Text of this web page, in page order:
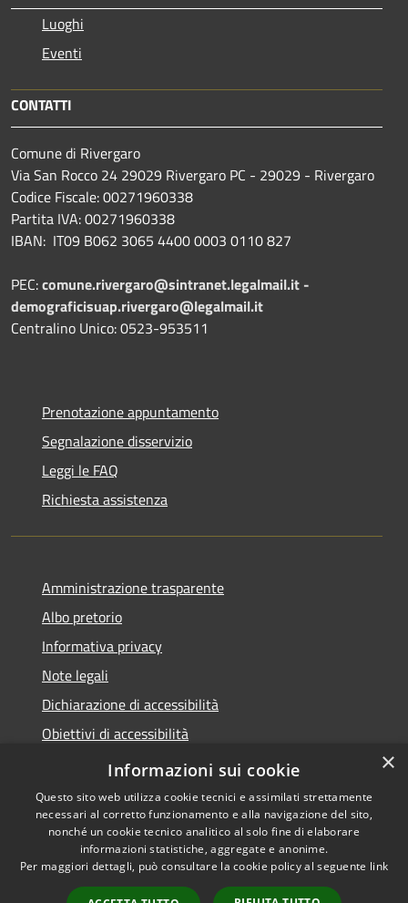
Luoghi
Eventi
CONTATTI
Comune di Rivergaro
Via San Rocco 24 29029 Rivergaro PC - 29029 - Rivergaro
Codice Fiscale: 00271960338
Partita IVA: 00271960338
IBAN: IT09 B062 3065 4400 0003 0110 827
PEC:comune.rivergaro@sintranet.legalmail.it -
demograficisuap.rivergaro@legalmail.it
Centralino Unico: 0523-953511
Prenotazione appuntamento
Segnalazione disservizio
Leggi le FAQ
Richiesta assistenza
Amministrazione trasparente
Albo pretorio
Informativa privacy
Note legali
Dichiarazione di accessibilità
Obiettivi di accessibilità
Piano di miglioramento del sito
Accessibilità
Copyright © 2022 -
Comune di Rivergaro -
Powered by Municipium -
×
Informazioni sui cookie
Questo sito web utilizza cookie tecnici e assimilati strettamente
necessari al corretto funzionamento e alla navigazione del sito,
nonché un cookie tecnico analitico al solo fine di elaborare
informazioni statistiche, aggregate e anonime.
Per maggiori dettagli, può consultare la cookie policy al seguente link